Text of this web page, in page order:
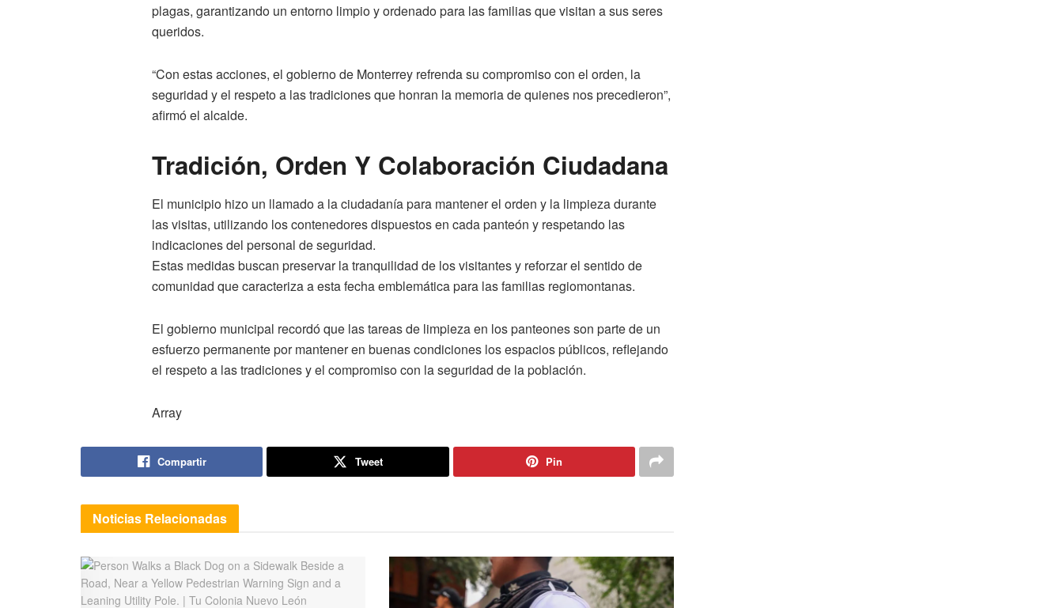
plagas, garantizando un entorno limpio y ordenado para las familias que visitan a sus seres
queridos.
“Con estas acciones, el gobierno de Monterrey refrenda su compromiso con el orden, la
seguridad y el respeto a las tradiciones que honran la memoria de quienes nos precedieron”,
afirmó el alcalde.
Tradición, Orden Y Colaboración Ciudadana
El municipio hizo un llamado a la ciudadanía para mantener el orden y la limpieza durante
las visitas, utilizando los contenedores dispuestos en cada panteón y respetando las
indicaciones del personal de seguridad.
Estas medidas buscan preservar la tranquilidad de los visitantes y reforzar el sentido de
comunidad que caracteriza a esta fecha emblemática para las familias regiomontanas.
El gobierno municipal recordó que las tareas de limpieza en los panteones son parte de un
esfuerzo permanente por mantener en buenas condiciones los espacios públicos, reflejando
el respeto a las tradiciones y el compromiso con la seguridad de la población.
Array
Compartir Tweet Pin
Noticias Relacionadas